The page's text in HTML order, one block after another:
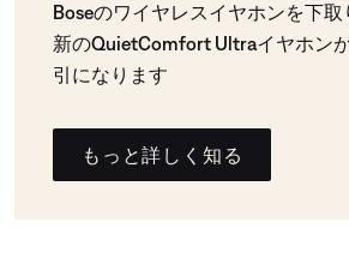
Boseのワイヤレスイヤホンを下
新のQuietComfort Ultraイヤホン
引になります
もっと詳しく知る